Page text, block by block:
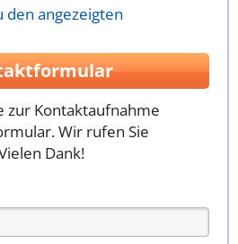
angezeigten
zur Kontaktaufnahme
Wir rufen Sie
Dank!